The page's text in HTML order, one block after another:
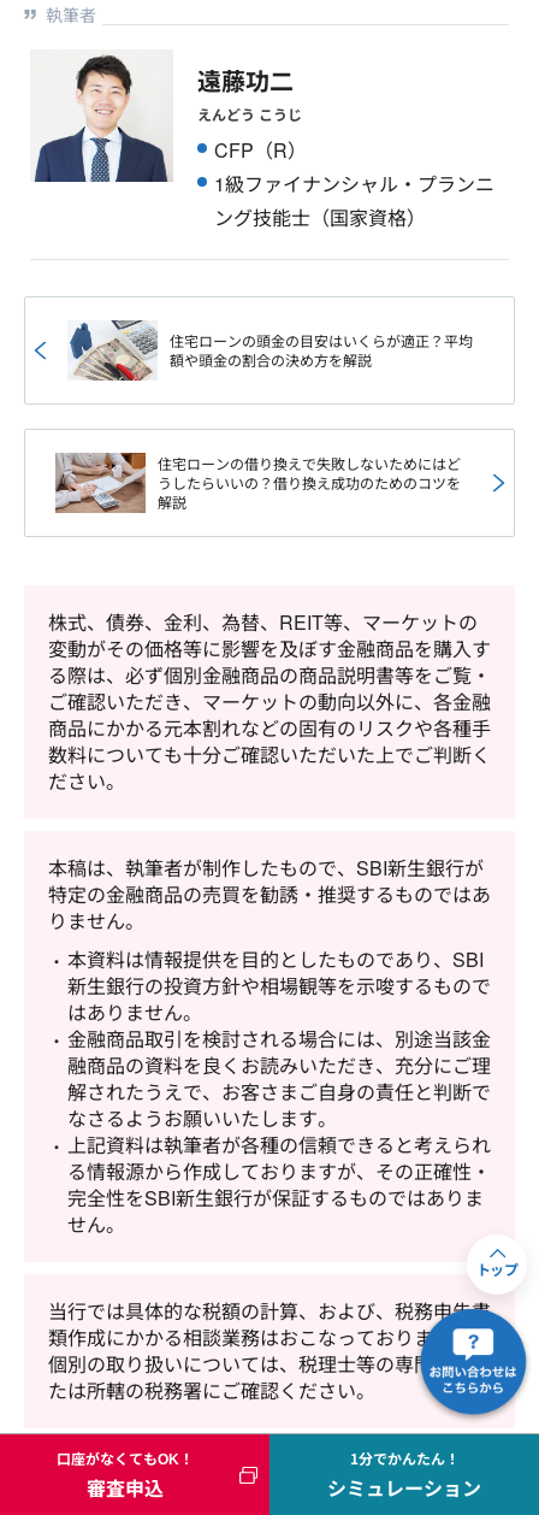
執筆者
遠藤功二
えんどう こうじ
CFP（R）
1級ファイナンシャル・プランニ
ング技能士（国家資格）
住宅ローンの頭金の目安はいくらが適正？平均
額や頭金の割合の決め方を解説
住宅ローンの借り換えで失敗しないためにはど
うしたらいいの？借り換え成功のためのコツを
解説
株式、債券、金利、為替、REIT等、マーケットの
変動がその価格等に影響を及ぼす金融商品を購入す
る際は、必ず個別金融商品の商品説明書等をご覧・
ご確認いただき、マーケットの動向以外に、各金融
商品にかかる元本割れなどの固有のリスクや各種手
数料についても十分ご確認いただいた上でご判断く
ださい。
本稿は、執筆者が制作したもので、SBI新生銀行が
特定の金融商品の売買を勧誘・推奨するものではあ
りません。
本資料は情報提供を目的としたものであり、SBI
新生銀行の投資方針や相場観等を示唆するもので
はありません。
金融商品取引を検討される場合には、別途当該金
融商品の資料を良くお読みいただき、充分にご理
解されたうえで、お客さまご自身の責任と判断で
なさるようお願いいたします。
上記資料は執筆者が各種の信頼できると考えられ
る情報源から作成しておりますが、その正確性・
完全性をSBI新生銀行が保証するものではありま
せん。
当行では具体的な税額の計算、および、税務申告書
類作成にかかる相談業務はおこなっておりません。
個別の取り扱いについては、税理士等の専門家、ま
たは所轄の税務署にご確認ください。
すべてのコラムはこちら
口座がなくてもOK！
審査申込
1分でかんたん！
シミュレーション
トップ